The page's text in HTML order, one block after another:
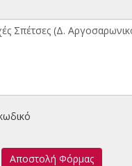
Αποστολή Φόρμας